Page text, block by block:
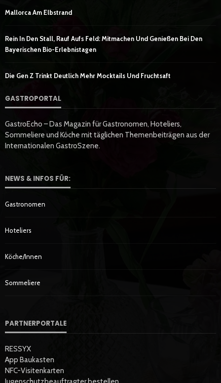
Mallorca Am Elbstrand
Rein In Den Stall, Rauf Aufs Feld: Mitmachen Und Genießen Bei Den
Bayerischen Bio-Erlebnistagen
Die Gen Z Trinkt Deutlich Mehr Mocktails Und Fruchtsaft
GASTROPORTAL
GastroEcho – Das Magazin für Gastronomen, Hoteliers,
Sommeliere und Köche mit täglichen Themenbeiträgen aus der
Internationalen GastroSzene.
NEWS & INFOS FÜR:
Gastronomen
Hoteliers
Köche/innen
Sommeliere
PARTNERPORTALE
RESSYX
App Baukasten
NFC-Visitenkarten